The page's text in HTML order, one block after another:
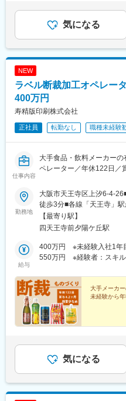
気になる
NEW
ラベル断裁加工オペレー
400万円
寿精版印刷株式会社
正社員 転勤なし 職種未経験
仕事内容
大手食品・飲料メーカー
ペレーター／年休122日／
勤務地
大阪市天王寺区上汐6-4-
徒歩3分■各線「天王寺」
まで東梅田駅から乗車12分
【最寄り駅】
四天王寺前夕陽ケ丘駅
給与
400万円 ※未経験入社1年
550万円 ※経験者：スキル
大手メーカ
未経験から
気になる